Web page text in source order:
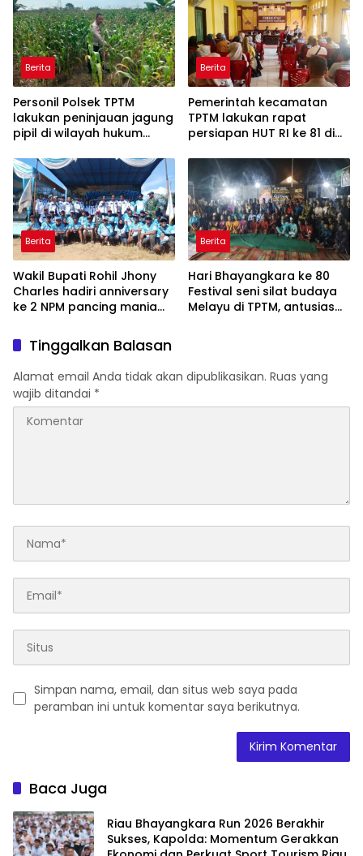
Berita
Personil Polsek TPTM
lakukan peninjauan jagung
pipil di wilayah hukum
Berita
Pemerintah kecamatan
TPTM lakukan rapat
persiapan HUT RI ke 81 di
Berita
Wakil Bupati Rohil Jhony
Charles hadiri anniversary
ke 2 NPM pancing mania
diikuti 1154 peserta dari
berbagai wilayah di pulau
sumatera
Berita
Hari Bhayangkara ke 80
Festival seni silat budaya
Melayu di TPTM, antusias
kabupaten Rohil
Tinggalkan Balasan
Alamat email Anda tidak akan dipublikasikan. Ruas yang
wajib ditandai *
Simpan nama, email, dan situs web saya pada
peramban ini untuk komentar saya berikutnya.
Baca Juga
Riau Bhayangkara Run 2026 Berakhir
Sukses, Kapolda: Momentum Gerakkan